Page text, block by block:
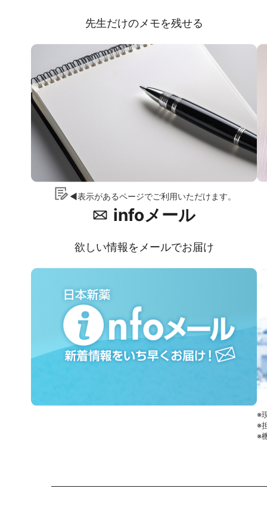
先生だけのメモを残せる
◀表示があるページでご利用いただけます。
infoメール
欲しい情報をメールでお届け
※
※
※